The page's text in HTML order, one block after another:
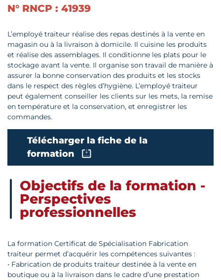
N° RNCP : 41939
L’employé traiteur réalise des repas destinés à la vente en
magasin ou à la livraison à domicile. Il cuisine les produits
et réalise des assemblages. Il conditionne les plats pour le
stockage avant la vente. Il organise son travail de manière à
assurer la bonne conservation des produits et les stocks
dans le respect des règles d’hygiène. L’employé traiteur
peut également conseiller les clients sur les mets, la remise
en température et la conservation, et enregistrer les
commandes.
Télécharger la fiche de la
formation
Objectifs de la formation -
Perspectives
professionnelles
La formation Certificat de Spécialisation Fabrication
traiteur permet d’acquérir les compétences suivantes :
• Fabrication de produits traiteur destinée à la vente en
boutique ou à la livraison dans le cadre d’une prestation